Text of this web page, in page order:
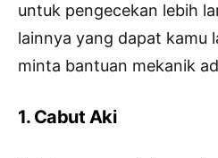
untuk pengecekan lebih
lainnya yang dapat kamu
minta bantuan mekanik
1. Cabut Aki